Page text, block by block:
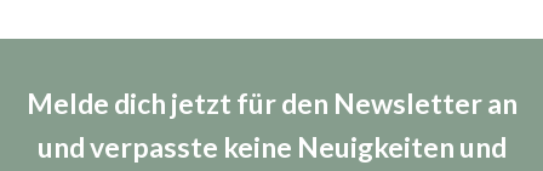
Melde dich jetzt für den Newsletter an
und verpasste keine Neuigkeiten und